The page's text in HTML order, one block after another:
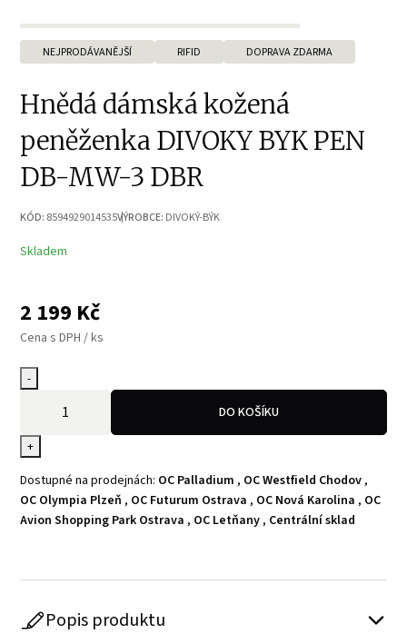
NEJPRODÁVANĚJŠÍ RIFID DOPRAVA ZDARMA
Hnědá dámská kožená
peněženka DIVOKY BYK PEN
DB-MW-3 DBR
KÓD: 8594929014535VÝROBCE: DIVOKÝ-BÝK
Skladem
2 199 Kč
Cena s DPH / ks
-
+
DO KOŠÍKU
Dostupné na prodejnách: OC Palladium , OC Westfield Chodov ,
OC Olympia Plzeň , OC Futurum Ostrava , OC Nová Karolina , OC
Avion Shopping Park Ostrava , OC Letňany , Centrální sklad
Popis produktu